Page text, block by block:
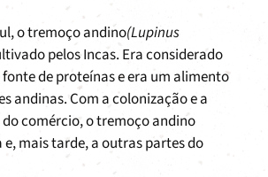
o tremoço andino(Lupinus
pelos Incas. Era considerado
de proteínas e era um alimento
andinas. Com a colonização e a
comércio, o tremoço andino
e, mais tarde, a outras partes do